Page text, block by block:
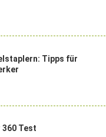
Tipps für
360 Test